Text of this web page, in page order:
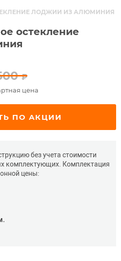
ЛОДЖИИ ИЗ АЛЮМИНИЯ
остекление
₽
цена
ПО АКЦИИ
без учета стоимости
комплектующих. Комплектация
цены: